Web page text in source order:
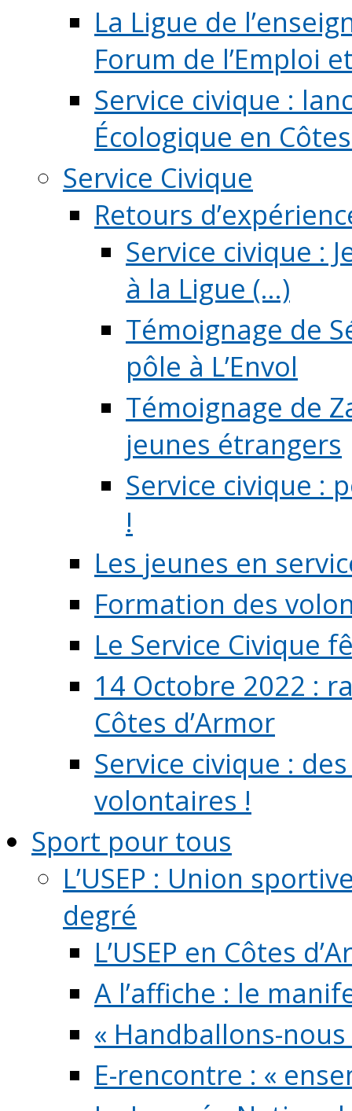
La Ligue de
Forum de l’Emploi
Service civique :
Écologique en
Service Civique
Retours
Service civique :
à la Ligue (...)
Témoignage de
pôle à L’Envol
Témoignage de
jeunes étrangers
Service civique :
!
Les jeunes en
Formation des
Le Service Civique
14 Octobre 2022 :
Côtes d’Armor
Service civique :
volontaires !
Sport pour tous
L’USEP : Union
degré
L’USEP en Côtes
A l’affiche : le
« Handballons-
E-rencontre : «